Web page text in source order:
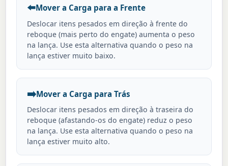
⬅️Mover a Carga para a Frente
Deslocar itens pesados em direção à frente do
reboque (mais perto do engate) aumenta o peso
na lança. Use esta alternativa quando o peso na
lança estiver muito baixo.
➡️Mover a Carga para Trás
Deslocar itens pesados em direção à traseira do
reboque (afastando-os do engate) reduz o peso
na lança. Use esta alternativa quando o peso na
lança estiver muito alto.